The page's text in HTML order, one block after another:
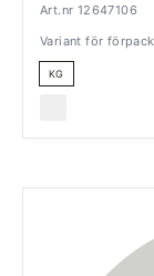
Art.nr 12647106
Variant för
KG